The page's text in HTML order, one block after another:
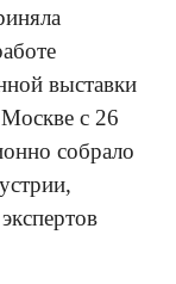
выставки
с 26
собрало